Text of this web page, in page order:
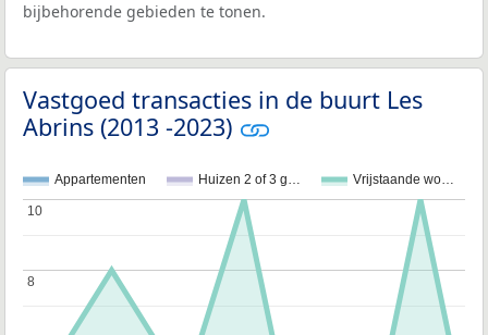
bijbehorende gebieden te tonen.
Vastgoed transacties in de buurt Les
Abrins (2013 -2023)
Appartementen Huizen 2 of 3 g… Vrijstaande wo…
8
8
10
10